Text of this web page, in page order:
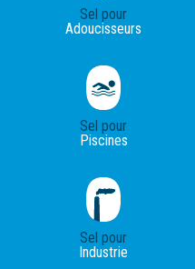
Sel pour
Adoucisseurs
Sel pour
Piscines
Sel pour
Industrie